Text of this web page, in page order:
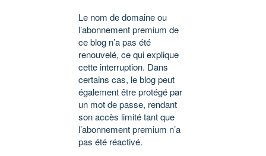
Le nom de domaine ou
l’abonnement premium de
ce blog n’a pas été
renouvelé, ce qui explique
cette interruption. Dans
certains cas, le blog peut
également être protégé par
un mot de passe, rendant
son accès limité tant que
l’abonnement premium n’a
pas été réactivé.